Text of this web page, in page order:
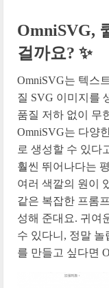
OmniSVG,
걸까요? ✨
OmniSVG는 텍스
질 SVG 이미지를
품질 저하 없이 무
OmniSVG는 다양
로 생성할 수 있다
훨씬 뛰어나다는
여러 색깔의 원이
같은 복잡한 프롬
성해 준대요. 귀여
수 있다니, 정말 놀
를 만들고 싶다면